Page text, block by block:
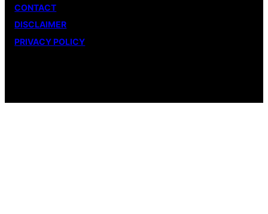
CONTACT
DISCLAIMER
PRIVACY POLICY